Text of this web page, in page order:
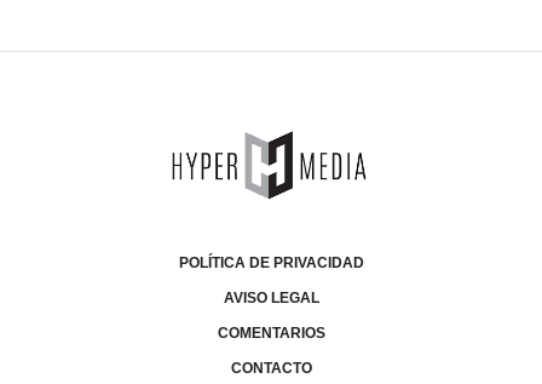
POLÍTICA DE PRIVACIDAD
AVISO LEGAL
COMENTARIOS
CONTACTO